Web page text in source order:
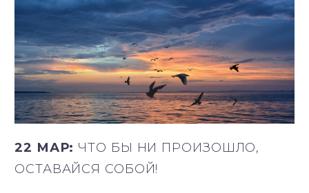
22 МАР: ЧТО БЫ НИ ПРОИЗОШЛО,
ОСТАВАЙСЯ СОБОЙ!